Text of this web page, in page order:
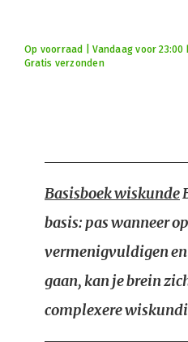
Op voorraad | Vandaag voor 23:00
Gratis verzonden
Basisboek wiskunde
basis: pas wanneer
vermenigvuldigen
gaan, kan je brein
complexere